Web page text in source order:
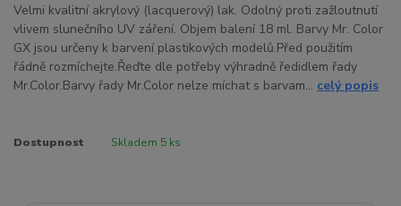
Velmi kvalitní akrylový (lacquerový) lak. Odolný proti zažloutnutí
vlivem slunečního UV záření. Objem balení 18 ml. Barvy Mr. Color
GX jsou určeny k barvení plastikových modelů.Před použitím
řádně rozmíchejte.Řeďte dle potřeby výhradně ředidlem řady
Mr.Color.Barvy řady Mr.Color nelze míchat s barvam... celý popis
Dostupnost Skladem 5 ks